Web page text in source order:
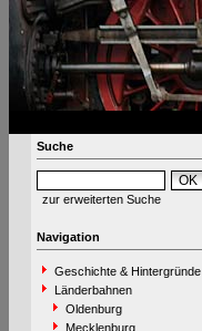
Suche
zur erweiterten Suche
Navigation
Geschichte & Hintergründe
Länderbahnen
Oldenburg
Mecklenburg